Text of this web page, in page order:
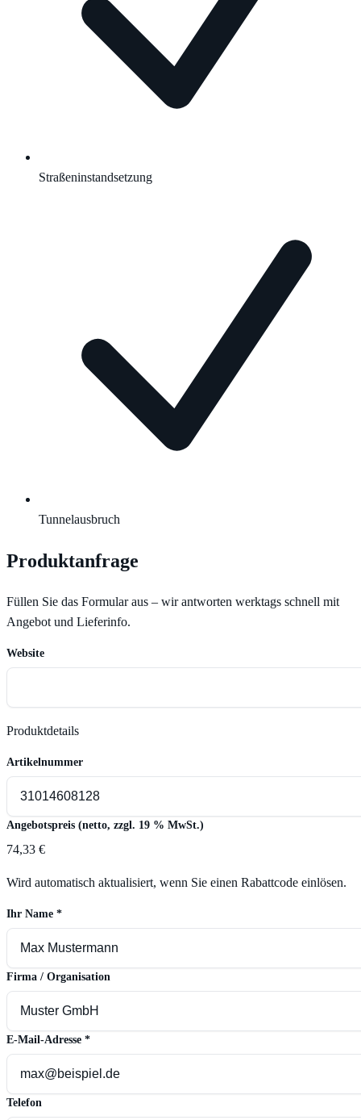
Straßeninstandsetzung
Tunnelausbruch
Produktanfrage
Füllen Sie das Formular aus – wir antworten werktags schnell mit
Angebot und Lieferinfo.
Website
Produktdetails
Artikelnummer
Angebotspreis (netto, zzgl. 19 % MwSt.)
74,33 €
Wird automatisch aktualisiert, wenn Sie einen Rabattcode einlösen.
Ihr Name *
Firma / Organisation
E-Mail-Adresse *
Telefon